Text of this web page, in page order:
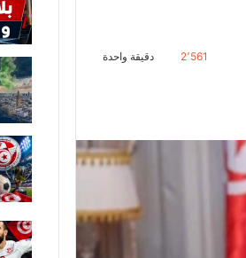
2٬561 دقيقة واحدة